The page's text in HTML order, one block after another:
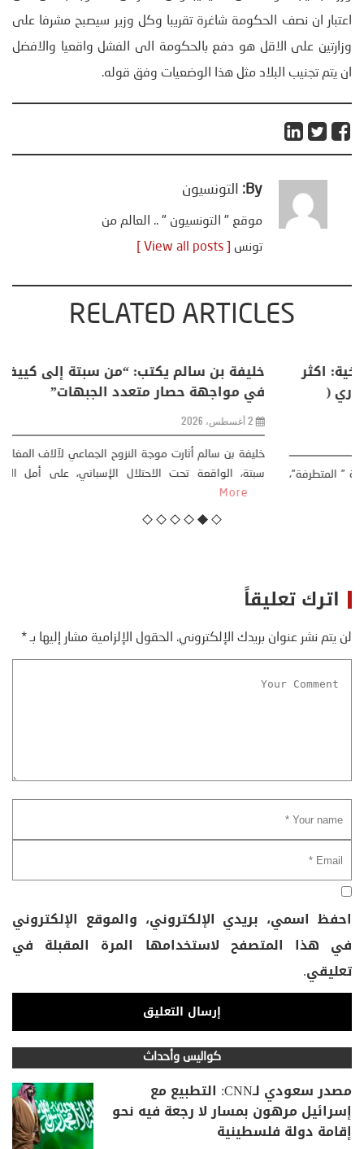
اعتبار ان نصف الحكومة شاغرة تقريبا وكل وزير سيصبح مشرفا على
وزارتين على الاقل هو دفع بالحكومة الى الفشل واقعيا والافضل
ان يتم تجنيب البلاد مثل هذا الوضعيات وفق قوله.
By: التونسيون
موقع " التونسيون " .. العالم من
تونس
RELATED ARTICLES
منذر بالضيافي يكتب حول: التغيرات المناخية: اكثر
من ظاهرة طبيعية .. تحول اجتماعي وحضاري (
مقاربة سوسيولوجية )
كتب: منذر بالضيافي بدأت قصتي مع التغييرات المناخية ” المتطرفة”،
منذ نهاية ثمانينات القرن الماضي، حين أطردنا ...
اترك تعليقاً
لن يتم نشر عنوان بريدك الإلكتروني. الحقول الإلزامية مشار إليها بـ*
احفظ اسمي، بريدي الإلكتروني، والموقع الإلكتروني
في هذا المتصفح لاستخدامها المرة المقبلة في
تعليقي.
كواليس وأحداث
مصدر سعودي لـCNN: التطبيع مع
إسرائيل مرهون بمسار لا رجعة فيه نحو
إقامة دولة فلسطينية